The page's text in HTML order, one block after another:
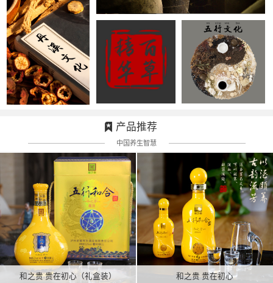
产品推荐
中国养生智慧
和之贵 贵在初心（礼盒装） 和之贵 贵在初心